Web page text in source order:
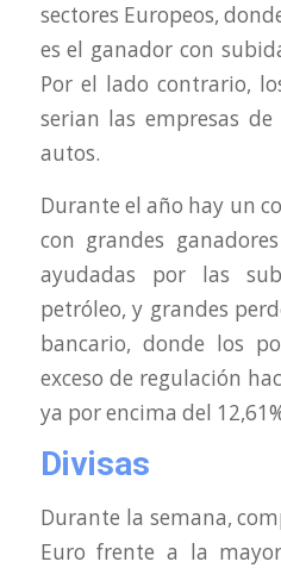
sectores Europeos,
es el ganador con
Por el lado contrario,
serian las empresas
autos.
Durante el año hay un
con grandes
ayudadas por las
petróleo, y grandes
bancario, donde los
exceso de regulación
ya por encima del
Divisas
Durante la semana,
Euro frente a la